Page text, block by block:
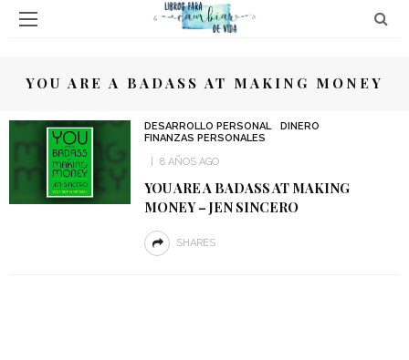
YOU ARE A BADASS AT MAKING MONEY
DESARROLLO PERSONAL
DINERO
FINANZAS PERSONALES
8 AÑOS AGO
YOU ARE A BADASS AT MAKING
MONEY – JEN SINCERO
SHARES